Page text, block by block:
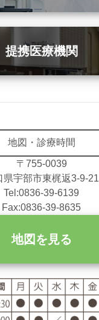
提携医療機関
地図・診療時間
〒755-0039
県宇部市東梶返3-9-21
Tel:0836-39-6139
Fax:0836-39-8635
地図を見る